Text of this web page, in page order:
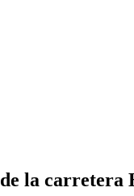
la carretera